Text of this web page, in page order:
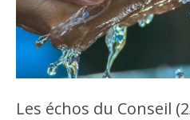
Les échos du Conseil